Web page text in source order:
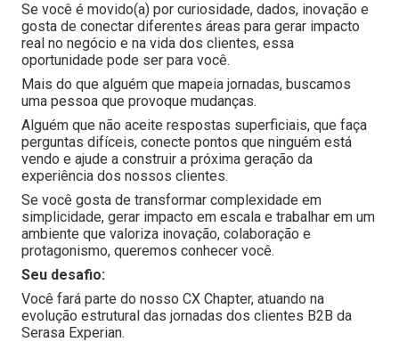
Se você é movido(a) por curiosidade, dados, inovação e
gosta de conectar diferentes áreas para gerar impacto
real no negócio e na vida dos clientes, essa
oportunidade pode ser para você.
Mais do que alguém que mapeia jornadas, buscamos
uma pessoa que provoque mudanças.
Alguém que não aceite respostas superficiais, que faça
perguntas difíceis, conecte pontos que ninguém está
vendo e ajude a construir a próxima geração da
experiência dos nossos clientes.
Se você gosta de transformar complexidade em
simplicidade, gerar impacto em escala e trabalhar em um
ambiente que valoriza inovação, colaboração e
protagonismo, queremos conhecer você.
Seu desafio:
Você fará parte do nosso CX Chapter, atuando na
evolução estrutural das jornadas dos clientes B2B da
Serasa Experian.